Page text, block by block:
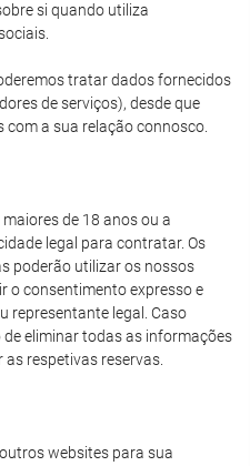
si quando utiliza
tratar dados fornecidos
de serviços), desde que
a sua relação connosco.
de 18 anos ou a
legal para contratar. Os
poderão utilizar os nossos
o consentimento expresso e
representante legal. Caso
eliminar todas as informações
respetivas reservas.
websites para sua